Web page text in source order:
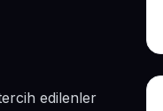
edilenler